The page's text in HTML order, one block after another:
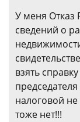
У меня Отказ
сведений о
взять
налоговой
тоже нет!!!